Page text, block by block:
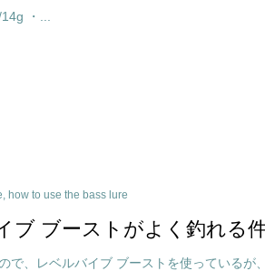
・...
,how to use the bass lure
ブ ブーストがよく釣れる
で、レベルバイブ ブーストを使っているが、